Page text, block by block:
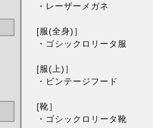
・レーザーメガネ
[服(全身)］
・ゴシックロリータ服
[服(上)］
・ビンテージフード
[靴］
・ゴシックロリータ靴